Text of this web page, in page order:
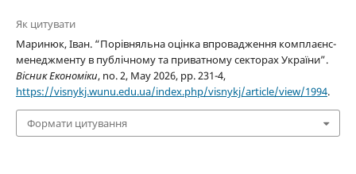
Як цитувати
Маринюк, Іван. “Порівняльна оцінка впровадження комплаєнс-
менеджменту в публічному та приватному секторах України”.
Вісник Економіки, no. 2, May 2026, pp. 231-4,
https://visnykj.wunu.edu.ua/index.php/visnykj/article/view/1994.
Формати цитування